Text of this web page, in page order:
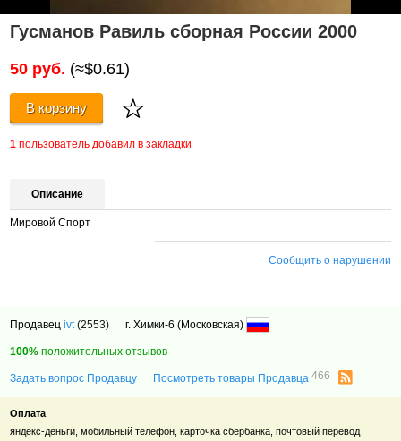
Гусманов Равиль сборная России 2000
50 руб. (≈$0.61)
В корзину
1 пользователь добавил в закладки
Описание
Мировой Спорт
Сообщить о нарушении
Продавецivt (2553) г. Химки-6 (Московская)
100% положительных отзывов
Задать вопрос Продавцу Посмотреть товары Продавца466
Оплата
яндекс-деньги, мобильный телефон, карточка сбербанка, почтовый перевод